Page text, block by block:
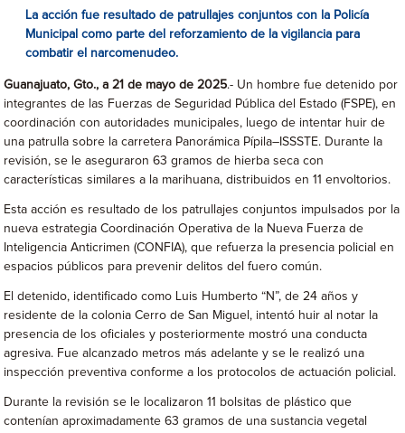
La acción fue resultado de patrullajes conjuntos con la Policía
Municipal como parte del reforzamiento de la vigilancia para
combatir el narcomenudeo.
Guanajuato, Gto., a 21 de mayo de 2025.- Un hombre fue detenido por
integrantes de las Fuerzas de Seguridad Pública del Estado (FSPE), en
coordinación con autoridades municipales, luego de intentar huir de
una patrulla sobre la carretera Panorámica Pípila–ISSSTE. Durante la
revisión, se le aseguraron 63 gramos de hierba seca con
características similares a la marihuana, distribuidos en 11 envoltorios.
Esta acción es resultado de los patrullajes conjuntos impulsados por la
nueva estrategia Coordinación Operativa de la Nueva Fuerza de
Inteligencia Anticrimen (CONFIA), que refuerza la presencia policial en
espacios públicos para prevenir delitos del fuero común.
El detenido, identificado como Luis Humberto “N”, de 24 años y
residente de la colonia Cerro de San Miguel, intentó huir al notar la
presencia de los oficiales y posteriormente mostró una conducta
agresiva. Fue alcanzado metros más adelante y se le realizó una
inspección preventiva conforme a los protocolos de actuación policial.
Durante la revisión se le localizaron 11 bolsitas de plástico que
contenían aproximadamente 63 gramos de una sustancia vegetal